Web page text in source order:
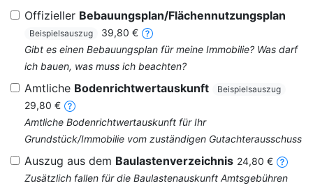
Offizieller Bebauungsplan/Flächennutzungsplan
Beispielsauszug
39,80 €
Gibt es einen Bebauungsplan für meine Immobilie? Was darf
ich bauen, was muss ich beachten?
Amtliche Bodenrichtwertauskunft Beispielsauszug
29,80 €
Amtliche Bodenrichtwertauskunft für Ihr
Grundstück/Immobilie vom zuständigen Gutachterausschuss
Auszug aus dem Baulastenverzeichnis 24,80 €
Zusätzlich fallen für die Baulastenauskunft Amtsgebühren